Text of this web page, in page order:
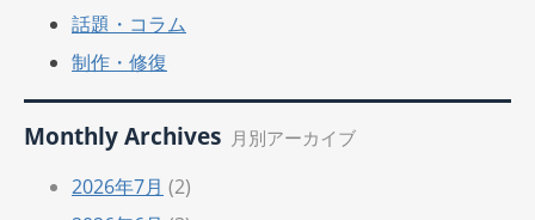
話題・コラム
制作・修復
Monthly Archives 月別アーカイブ
2026年7月 (2)